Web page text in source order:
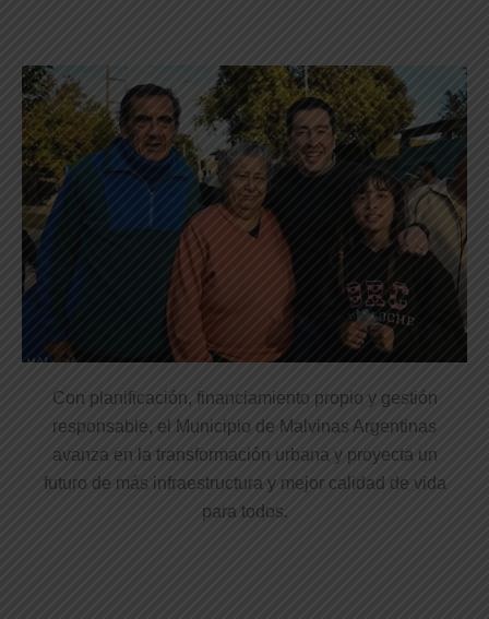
Con planificación, financiamiento propio y gestión
responsable, el Municipio de Malvinas Argentinas
avanza en la transformación urbana y proyecta un
futuro de más infraestructura y mejor calidad de vida
para todos.